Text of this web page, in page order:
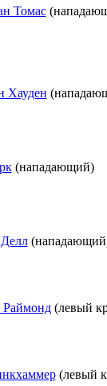
Томас
Хауден
(нападающий)
(левый
(левый